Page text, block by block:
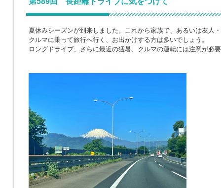
夏休みシーズンが到来しました。これから家族で、あるいは友人
クルマに乗って旅行へ行く、お出かけする方は多いでしょう。
ロングドライブ、さらに最近の猛暑、クルマの運転には注意が必